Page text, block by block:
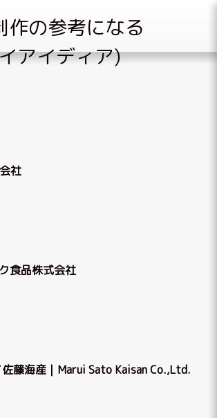
社
食品株式会社
藤海産｜Marui Sato Kaisan Co.,Ltd.